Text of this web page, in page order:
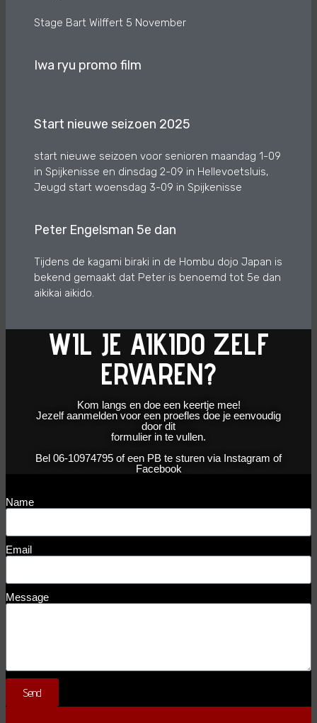
Stage Bart Wilffert 5 November
Iwa ryu promo film
Start nieuwe seizoen 2025
start nieuwe seizoen voor senioren maandag 1-09
in Spijkenisse en dinsdag 2-09 in Hellevoetsluis,
Jeugd start woensdag 3-09 in Spijkenisse
Peter Engelsman 5e dan
Tijdens de kagami biraki in de Hombu dojo Japan is
bekend gemaakt dat Peter is benoemd tot 5e dan
aikikai aikido.
WIL JE AIKIDO ZELF
ERVAREN?
Kom langs en doe een keertje mee!
Jezelf aanmelden voor een proefles doe je eenvoudig
door dit
formulier in te vullen.
Bel 06-10974795 of een PB te sturen via Instagram of
Facebook
Name
Email
Message
Send